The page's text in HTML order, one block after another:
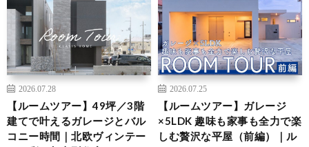
2026.07.28
【ルームツアー】49坪／3階
建てで叶えるガレージとバル
コニー時間｜北欧ヴィンテー
2026.07.25
【ルームツアー】ガレージ
×5LDK 趣味も家事も全力で楽
しむ贅沢な平屋（前編）｜ル